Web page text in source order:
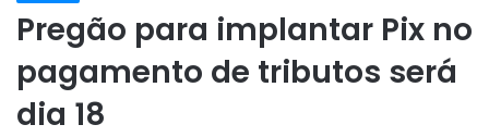
Pregão para implantar Pix no
pagamento de tributos será
dia 18